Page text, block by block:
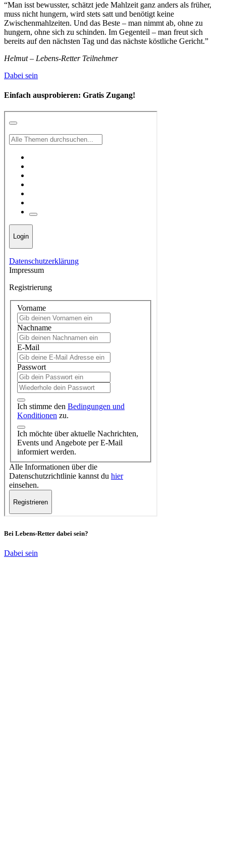
“Man isst bewusster, schätzt jede Mahlzeit ganz anders als früher,
muss nicht hungern, wird stets satt und benötigt keine
Zwischenmahlzeiten. Und das Beste – man nimmt ab, ohne zu
hungern, ohne sich zu schinden. Im Gegenteil – man freut sich
bereits auf den nächsten Tag und das nächste köstliche Gericht.”
Helmut – Lebens-Retter Teilnehmer
Dabei sein
Einfach ausprobieren: Gratis Zugang!
Bei Lebens-Retter dabei sein?
Dabei sein